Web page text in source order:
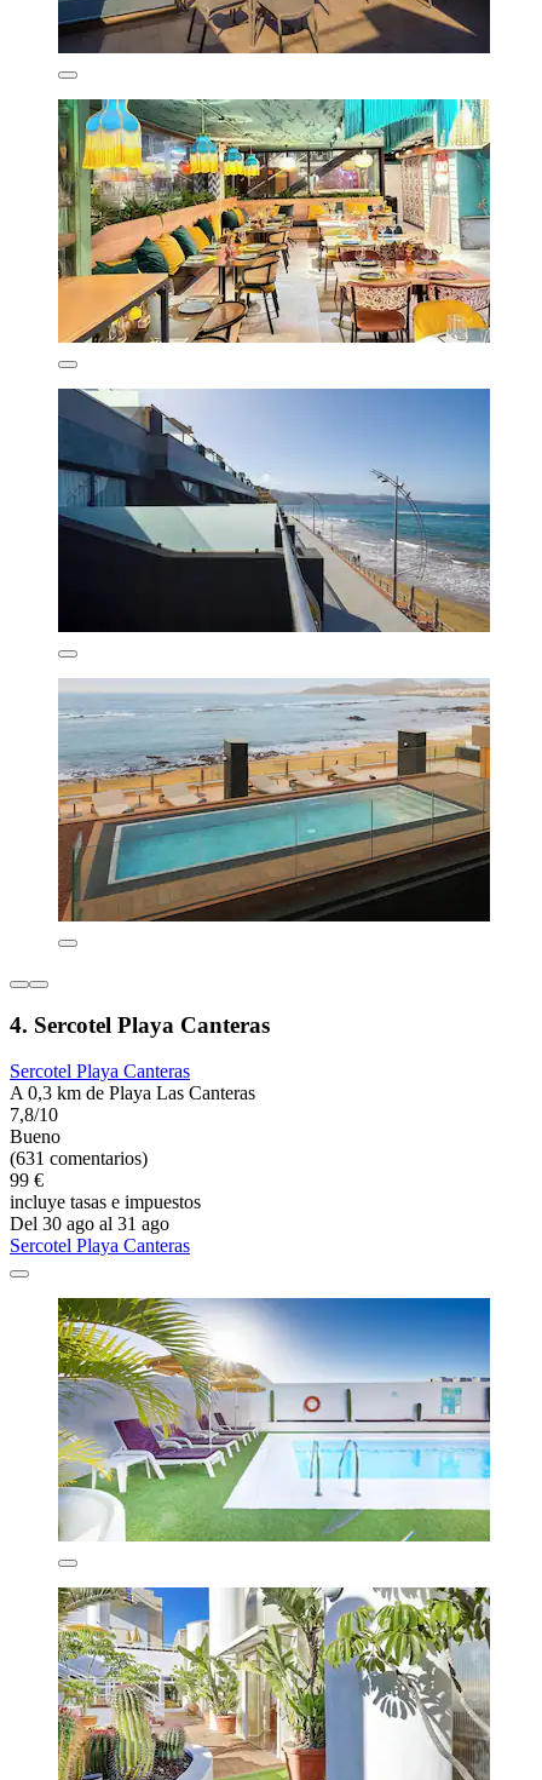
4. Sercotel Playa Canteras
Sercotel Playa Canteras
A 0,3 km de Playa Las Canteras
7,8/10
Bueno
(631 comentarios)
99 €
incluye tasas e impuestos
Del 30 ago al 31 ago
Sercotel Playa Canteras